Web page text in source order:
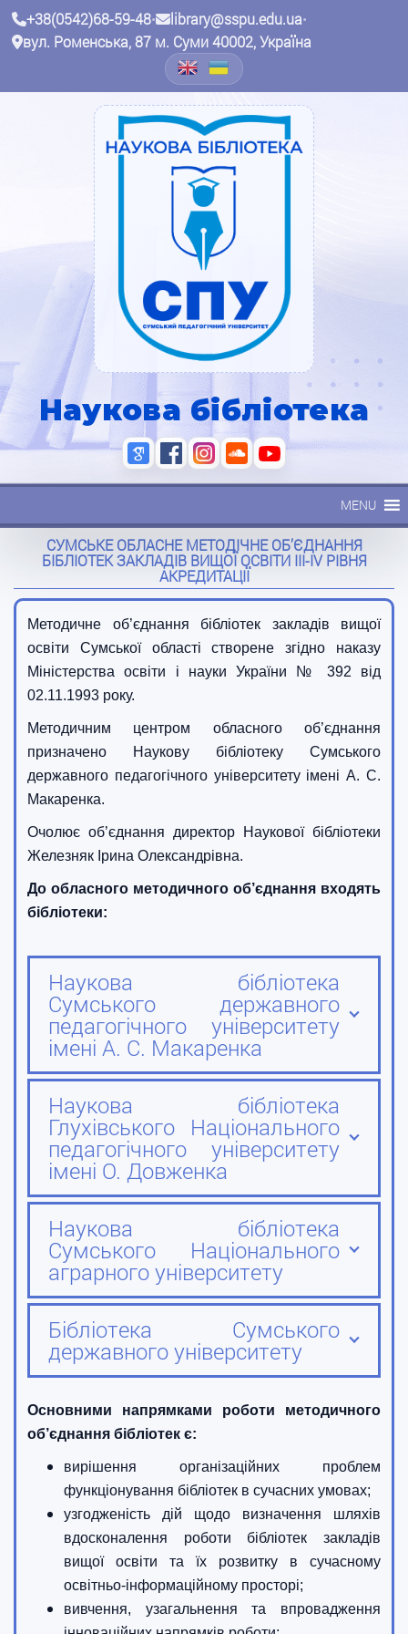
+38(0542)68-59-48• library@sspu.edu.ua•
вул. Роменська, 87 м. Суми 40002, Україна
Наукова бібліотека
MENU
СУМСЬКЕ ОБЛАСНЕ МЕТОДІЧНЕ ОБ’ЄДНАННЯ
БІБЛІОТЕК ЗАКЛАДІВ ВИЩОЇ ОСВІТИ III-IV РІВНЯ
АКРЕДИТАЦІЇ
Методичне об’єднання бібліотек закладів вищої
освіти Сумської області створене згідно наказу
Міністерства освіти і науки України № 392 від
02.11.1993 року.
Методичним центром обласного об’єднання
призначено Наукову бібліотеку Сумського
державного педагогічного університету імені А. С.
Макаренка.
Очолює об’єднання директор Наукової бібліотеки
Железняк Ірина Олександрівна.
До обласного методичного об’єднання входять
бібліотеки:
Наукова бібліотека
Сумського державного
педагогічного університету
імені А. С. Макаренка
Наукова бібліотека
Глухівського Національного
педагогічного університету
імені О. Довженка
Наукова бібліотека
Сумського Національного
аграрного університету
Бібліотека Сумського
державного університету
Основними напрямками роботи методичного
об’єднання бібліотек є:
вирішення організаційних проблем
функціонування бібліотек в сучасних умовах;
узгодженість дій щодо визначення шляхів
вдосконалення роботи бібліотек закладів
вищої освіти та їх розвитку в сучасному
освітньо-інформаційному просторі;
вивчення, узагальнення та впровадження